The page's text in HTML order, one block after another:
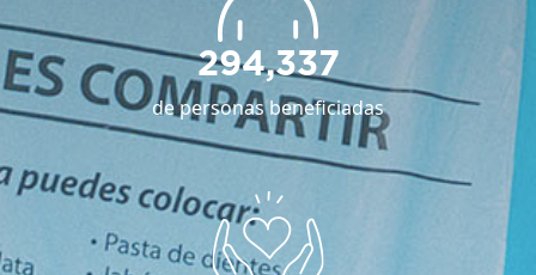
294,337
de personas beneficiadas